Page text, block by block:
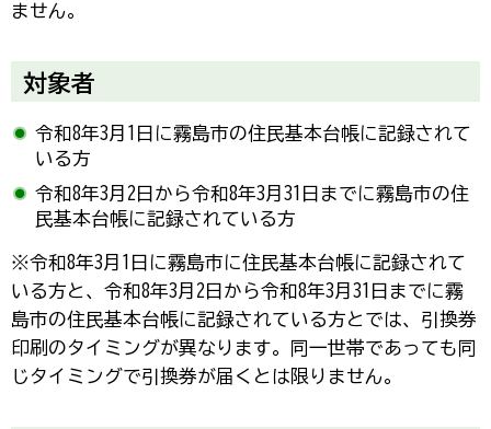
ません。
対象者
令和8年3月1日に霧島市の住民基本台帳に記録されて
いる方
令和8年3月2日から令和8年3月31日までに霧島市の住
民基本台帳に記録されている方
※令和8年3月1日に霧島市に住民基本台帳に記録されて
いる方と、令和8年3月2日から令和8年3月31日までに霧
島市の住民基本台帳に記録されている方とでは、引換券
印刷のタイミングが異なります。同一世帯であっても同
じタイミングで引換券が届くとは限りません。